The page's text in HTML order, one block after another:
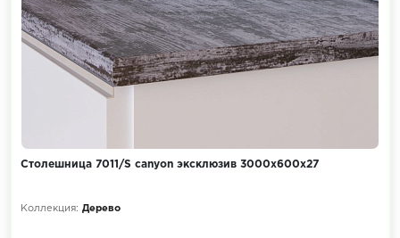
Столешница 7011/S canyon эксклюзив 3000х600х27
Коллекция: Дерево